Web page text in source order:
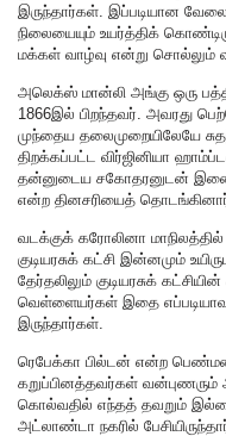
இருந்தார்கள். இப்படியான
நிலையையும் உயர்த்திக்
மக்கள் வாழ்வு என்று சொல்லும்
அலெக்ஸ் மான்லி அங்கு ஒரு
1866இல் பிறந்தவர். அவரது
முந்தைய தலைமுறையிலேயே
திறக்கப்பட்ட விர்ஜினியா
தன்னுடைய சகோதரனுடன்
என்ற தினசரியைத்
வடக்குக் கரோலினா
குடியரசுக் கட்சி இன்னமும்
தேர்தலிலும் குடியரசுக்
வெள்ளையர்கள் இதை
இருந்தார்கள்.
ரெபேக்கா பில்டன் என்ற
கறுப்பினத்தவர்கள்
கொல்வதில் எந்தத் தவறும்
அட்லாண்டா நகரில்